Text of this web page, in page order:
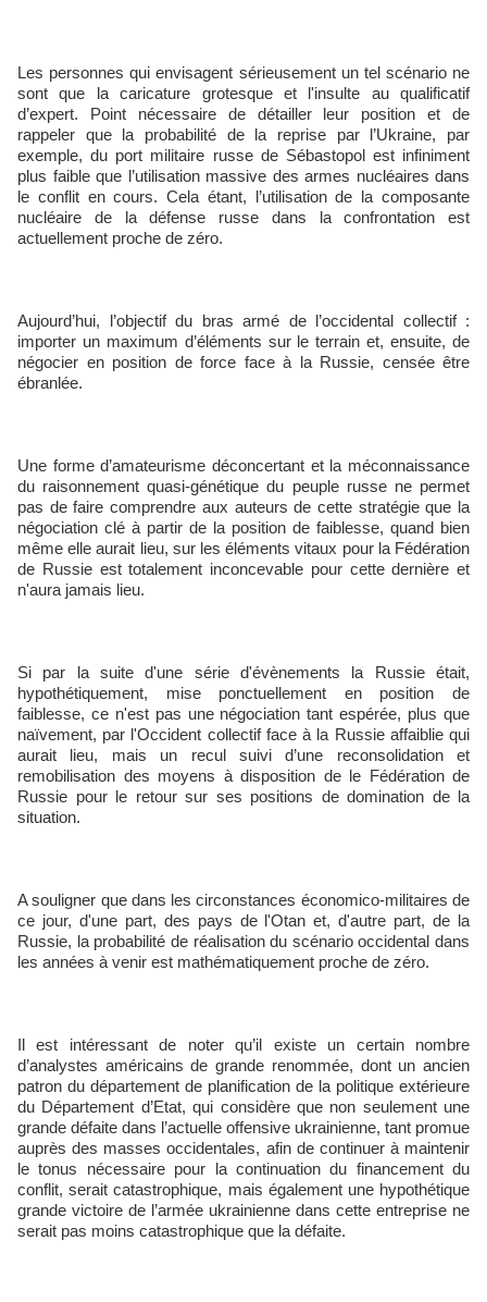
Les personnes qui envisagent sérieusement un tel scénario ne
sont que la caricature grotesque et l'insulte au qualificatif
d’expert. Point nécessaire de détailler leur position et de
rappeler que la probabilité de la reprise par l’Ukraine, par
exemple, du port militaire russe de Sébastopol est infiniment
plus faible que l’utilisation massive des armes nucléaires dans
le conflit en cours. Cela étant, l’utilisation de la composante
nucléaire de la défense russe dans la confrontation est
actuellement proche de zéro.
Aujourd’hui, l’objectif du bras armé de l’occidental collectif :
importer un maximum d’éléments sur le terrain et, ensuite, de
négocier en position de force face à la Russie, censée être
ébranlée.
Une forme d’amateurisme déconcertant et la méconnaissance
du raisonnement quasi-génétique du peuple russe ne permet
pas de faire comprendre aux auteurs de cette stratégie que la
négociation clé à partir de la position de faiblesse, quand bien
même elle aurait lieu, sur les éléments vitaux pour la Fédération
de Russie est totalement inconcevable pour cette dernière et
n'aura jamais lieu.
Si par la suite d'une série d'évènements la Russie était,
hypothétiquement, mise ponctuellement en position de
faiblesse, ce n'est pas une négociation tant espérée, plus que
naïvement, par l'Occident collectif face à la Russie affaiblie qui
aurait lieu, mais un recul suivi d’une reconsolidation et
remobilisation des moyens à disposition de le Fédération de
Russie pour le retour sur ses positions de domination de la
situation.
A souligner que dans les circonstances économico-militaires de
ce jour, d'une part, des pays de l'Otan et, d'autre part, de la
Russie, la probabilité de réalisation du scénario occidental dans
les années à venir est mathématiquement proche de zéro.
Il est intéressant de noter qu’il existe un certain nombre
d’analystes américains de grande renommée, dont un ancien
patron du département de planification de la politique extérieure
du Département d’Etat, qui considère que non seulement une
grande défaite dans l’actuelle offensive ukrainienne, tant promue
auprès des masses occidentales, afin de continuer à maintenir
le tonus nécessaire pour la continuation du financement du
conflit, serait catastrophique, mais également une hypothétique
grande victoire de l’armée ukrainienne dans cette entreprise ne
serait pas moins catastrophique que la défaite.